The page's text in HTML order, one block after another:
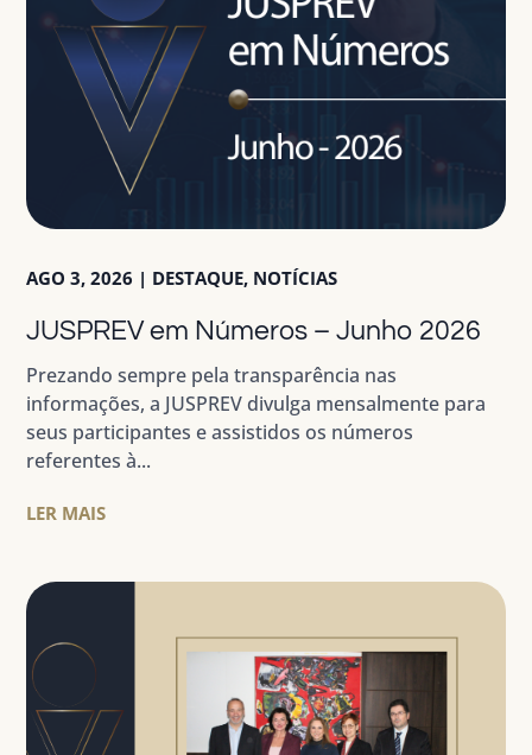
JUSPREV em Números – Junho 2026
AGO 3, 2026 | DESTAQUE, NOTÍCIAS
Prezando sempre pela transparência nas
informações, a JUSPREV divulga mensalmente para
seus participantes e assistidos os números
referentes à...
LER MAIS